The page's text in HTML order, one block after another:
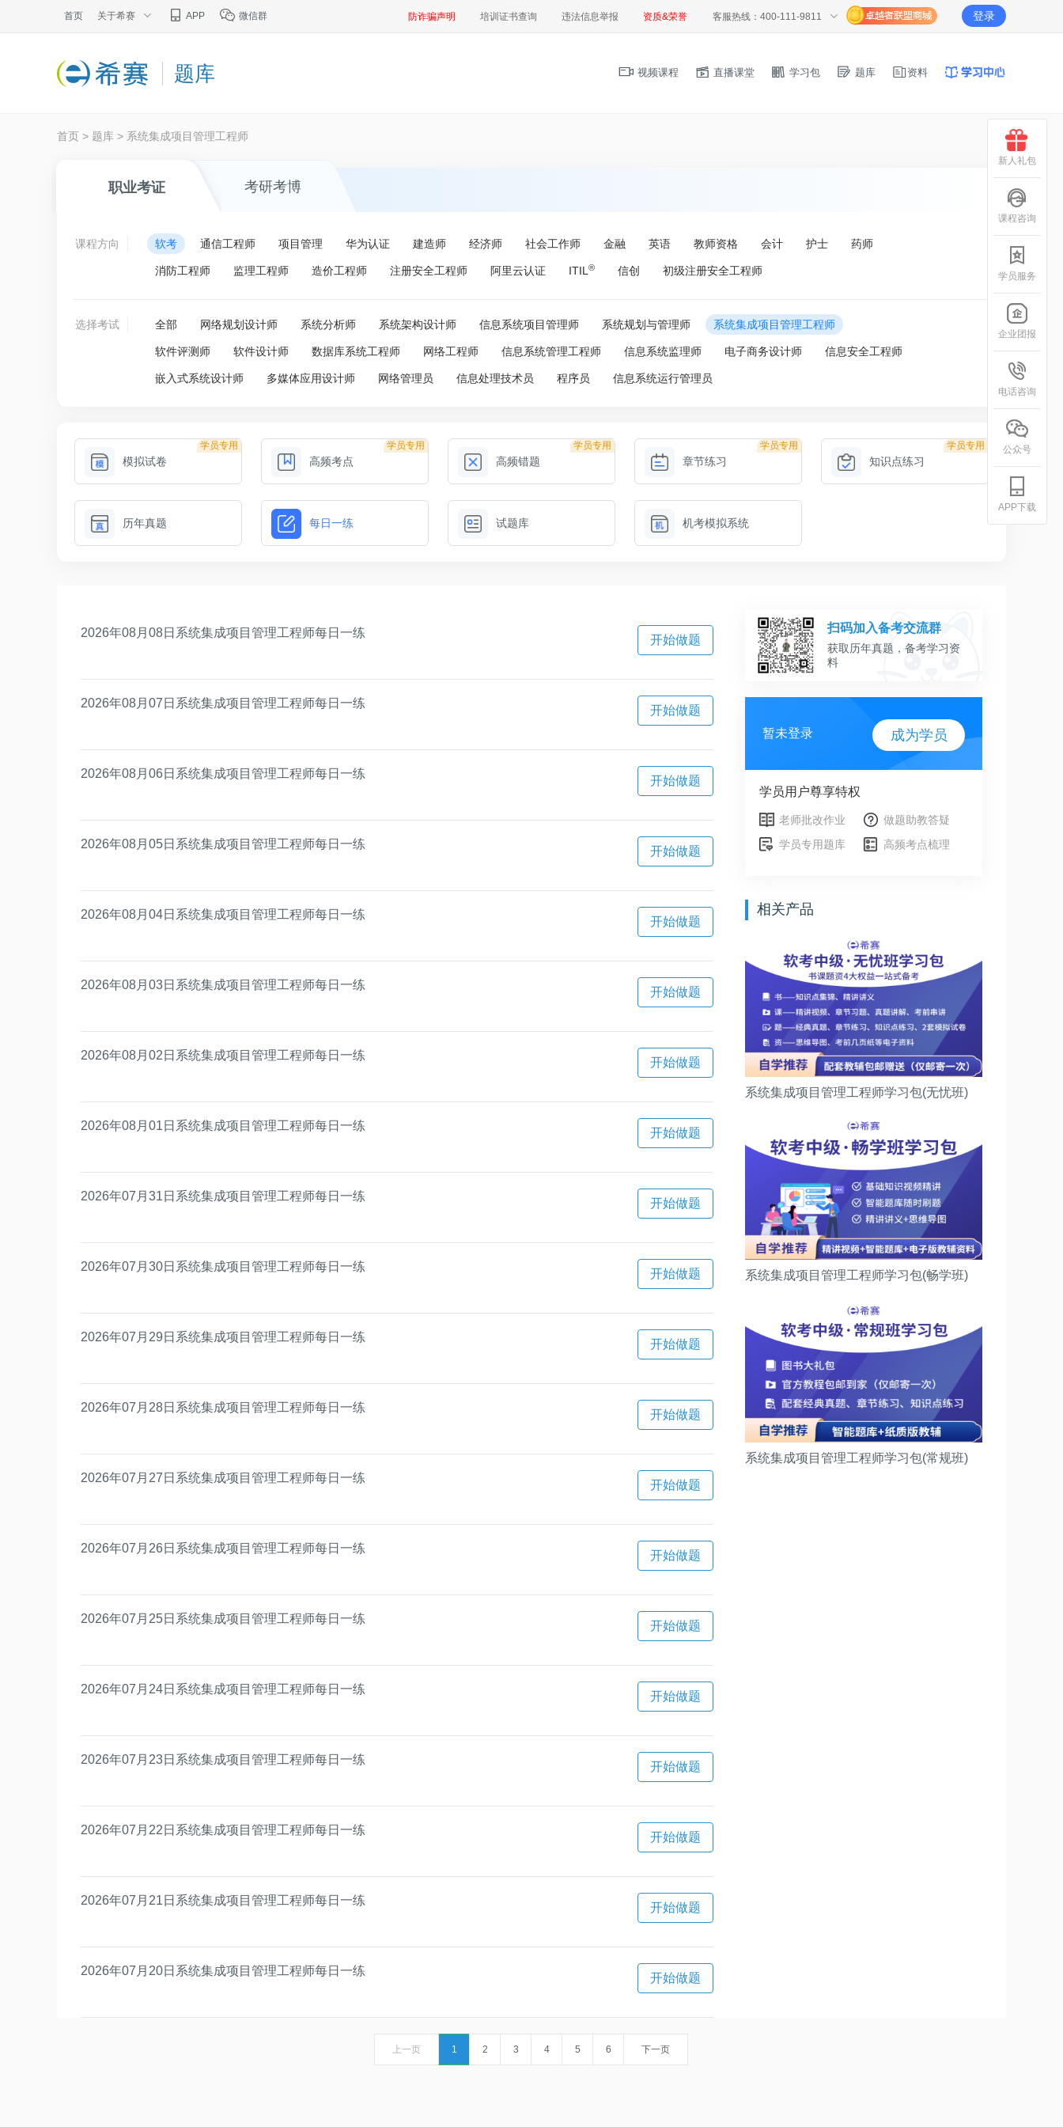
首页 关于希赛 APP 微信群 防诈骗声明 培训证书查询 违法信息举报 资质&荣誉 客服热线：400-111-9811 登录
题库 视频课程 直播课堂 学习包 题库 资料
首页 > 题库 > 系统集成项目管理工程师
职业考证 考研考博
课程方向 软考 通信工程师 项目管理 华为认证 建造师 经济师 社会工作师 金融 英语 教师资格 会计 护士 药师
消防工程师 监理工程师 造价工程师 注册安全工程师 阿里云认证 ITIL ® 信创 初级注册安全工程师
选择考试 全部 网络规划设计师 系统分析师 系统架构设计师 信息系统项目管理师 系统规划与管理师 系统集成项目管理工程师
软件评测师 软件设计师 数据库系统工程师 网络工程师 信息系统管理工程师 信息系统监理师 电子商务设计师 信息安全工程师
嵌入式系统设计师 多媒体应用设计师 网络管理员 信息处理技术员 程序员 信息系统运行管理员
学员专用
模拟试卷
学员专用
高频考点
学员专用
高频错题
学员专用
章节练习
学员专用
知识点练习
历年真题 每日一练 试题库 机考模拟系统
2026年08月08日系统集成项目管理工程师每日一练
开始做题
2026年08月07日系统集成项目管理工程师每日一练
开始做题
2026年08月06日系统集成项目管理工程师每日一练
开始做题
2026年08月05日系统集成项目管理工程师每日一练
开始做题
2026年08月04日系统集成项目管理工程师每日一练
开始做题
2026年08月03日系统集成项目管理工程师每日一练
开始做题
2026年08月02日系统集成项目管理工程师每日一练
开始做题
2026年08月01日系统集成项目管理工程师每日一练
开始做题
2026年07月31日系统集成项目管理工程师每日一练
开始做题
2026年07月30日系统集成项目管理工程师每日一练
开始做题
2026年07月29日系统集成项目管理工程师每日一练
开始做题
2026年07月28日系统集成项目管理工程师每日一练
开始做题
2026年07月27日系统集成项目管理工程师每日一练
开始做题
2026年07月26日系统集成项目管理工程师每日一练
开始做题
2026年07月25日系统集成项目管理工程师每日一练
开始做题
2026年07月24日系统集成项目管理工程师每日一练
开始做题
2026年07月23日系统集成项目管理工程师每日一练
开始做题
2026年07月22日系统集成项目管理工程师每日一练
开始做题
2026年07月21日系统集成项目管理工程师每日一练
开始做题
2026年07月20日系统集成项目管理工程师每日一练
开始做题
扫码加入备考交流群
获取历年真题，备考学习资
料
暂未登录 成为学员
学员用户尊享特权
老师批改作业
做题助教答疑
学员专用题库
高频考点梳理
相关产品
系统集成项目管理工程师学习包(无忧班)
系统集成项目管理工程师学习包(畅学班)
系统集成项目管理工程师学习包(常规班)
上一页 1 2 3 4 5 6 下一页
新人礼包
课程咨询
学员服务
企业团报
电话咨询
公众号
APP下载